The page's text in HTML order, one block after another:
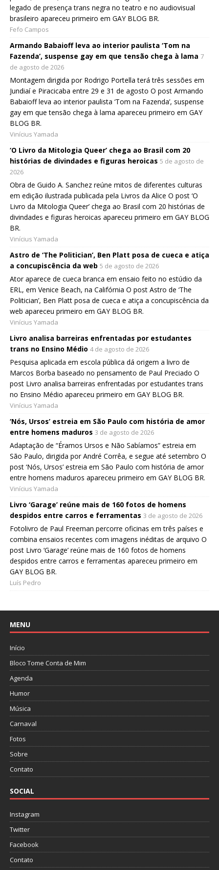
legado de presença trans negra no teatro e no audiovisual
brasileiro apareceu primeiro em GAY BLOG BR.
Fefo Campos
Armando Babaioff leva ao interior paulista ‘Tom na
Fazenda’, suspense gay em que tensão chega à lama 7
de agosto de 2026
Montagem dirigida por Rodrigo Portella terá três sessões em
Jundiaí e Piracicaba entre 29 e 31 de agosto O post Armando
Babaioff leva ao interior paulista ‘Tom na Fazenda’, suspense
gay em que tensão chega à lama apareceu primeiro em GAY
BLOG BR.
Vinícius Yamada
‘O Livro da Mitologia Queer’ chega ao Brasil com 20
histórias de divindades e figuras heroicas 5 de agosto de
2026
Obra de Guido A. Sanchez reúne mitos de diferentes culturas
em edição ilustrada publicada pela Livros da Alice O post ‘O
Livro da Mitologia Queer’ chega ao Brasil com 20 histórias de
divindades e figuras heroicas apareceu primeiro em GAY BLOG
BR.
Vinícius Yamada
Astro de ‘The Politician’, Ben Platt posa de cueca e atiça
a concupiscência da web 5 de agosto de 2026
Ator aparece de cueca branca em ensaio feito no estúdio da
ERL, em Venice Beach, na Califórnia O post Astro de ‘The
Politician’, Ben Platt posa de cueca e atiça a concupiscência da
web apareceu primeiro em GAY BLOG BR.
Vinícius Yamada
Livro analisa barreiras enfrentadas por estudantes
trans no Ensino Médio 4 de agosto de 2026
Pesquisa aplicada em escola pública dá origem a livro de
Marcos Borba baseado no pensamento de Paul Preciado O
post Livro analisa barreiras enfrentadas por estudantes trans
no Ensino Médio apareceu primeiro em GAY BLOG BR.
Vinícius Yamada
‘Nós, Ursos’ estreia em São Paulo com história de amor
entre homens maduros 3 de agosto de 2026
Adaptação de “Éramos Ursos e Não Sabíamos” estreia em
São Paulo, dirigida por André Corrêa, e segue até setembro O
post ‘Nós, Ursos’ estreia em São Paulo com história de amor
entre homens maduros apareceu primeiro em GAY BLOG BR.
Vinícius Yamada
Livro ‘Garage’ reúne mais de 160 fotos de homens
despidos entre carros e ferramentas 3 de agosto de 2026
Fotolivro de Paul Freeman percorre oficinas em três países e
combina ensaios recentes com imagens inéditas de arquivo O
post Livro ‘Garage’ reúne mais de 160 fotos de homens
despidos entre carros e ferramentas apareceu primeiro em
GAY BLOG BR.
Luís Pedro
MENU
Início
Bloco Tome Conta de Mim
Agenda
Humor
Música
Carnaval
Fotos
Sobre
Contato
SOCIAL
Instagram
Twitter
Facebook
Contato